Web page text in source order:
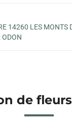
14260 LES MONTS
ODON
de